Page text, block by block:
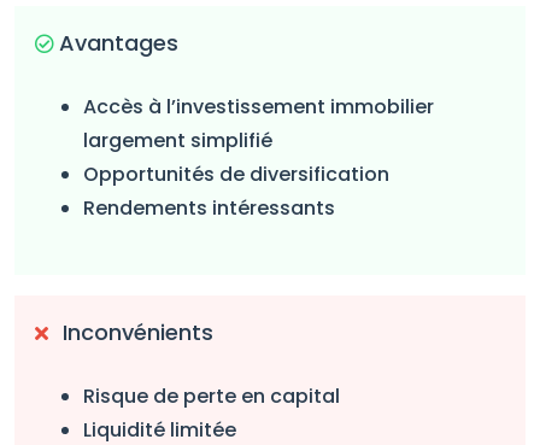
Avantages
Accès à l’investissement immobilier
largement simplifié
Opportunités de diversification
Rendements intéressants
Inconvénients
Risque de perte en capital
Liquidité limitée